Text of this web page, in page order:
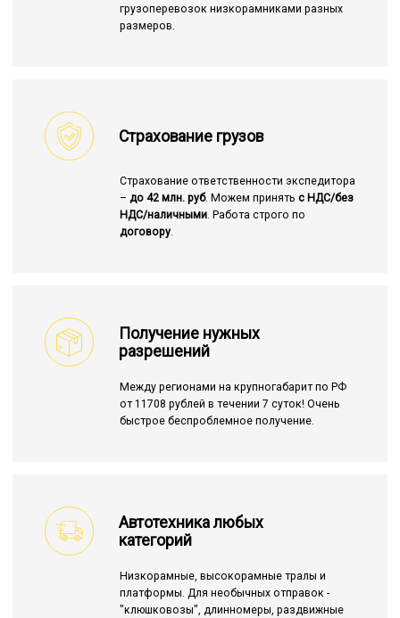
грузоперевозок низкорамниками разных
размеров.
Страхование грузов
Страхование ответственности экспедитора
– до 42 млн. руб. Можем принять с НДС/без
НДС/наличными. Работа строго по
договору.
Получение нужных
разрешений
Между регионами на крупногабарит по РФ
от 11708 рублей в течении 7 суток! Очень
быстрое беспроблемное получение.
Автотехника любых
категорий
Низкорамные, высокорамные тралы и
платформы. Для необычных отправок -
"клюшковозы", длинномеры, раздвижные